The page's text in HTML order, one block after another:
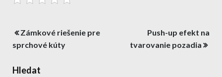
Navigace
pro
příspěvek
Zámkové riešenie pre
sprchové kúty
Push-up efekt na
tvarovanie pozadia
Hledat